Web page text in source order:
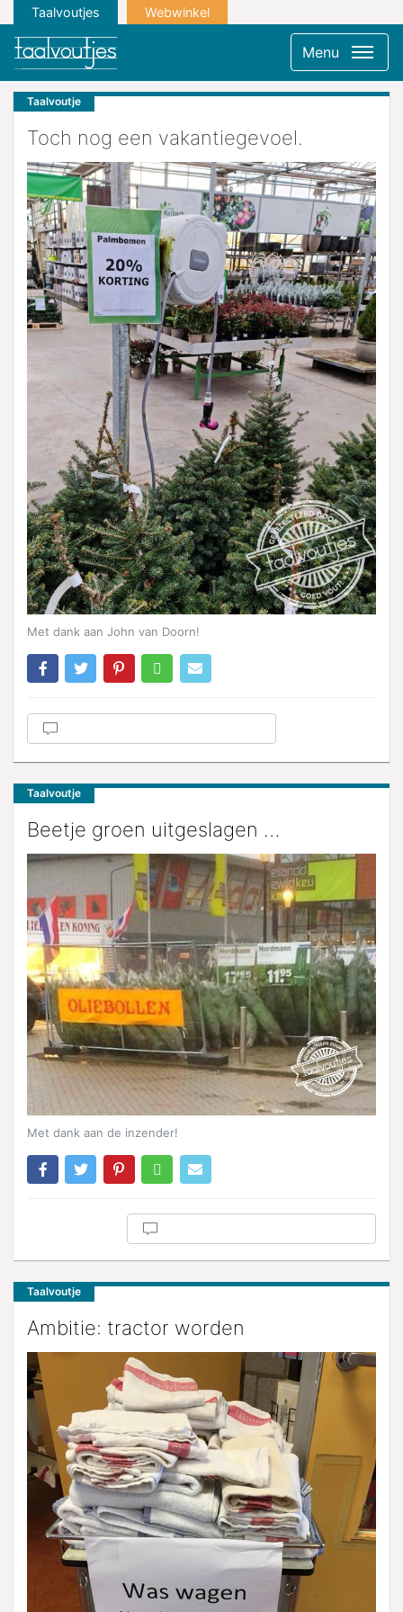
Taalvoutjes Webwinkel
Menu
Taalvoutje
Toch nog een vakantiegevoel.
Met dank aan John van Doorn!
Taalvoutje
Beetje groen uitgeslagen …
Met dank aan de inzender!
Taalvoutje
Ambitie: tractor worden